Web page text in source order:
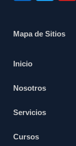
Mapa de Sitios
Inicio
Nosotros
Servicios
Cursos